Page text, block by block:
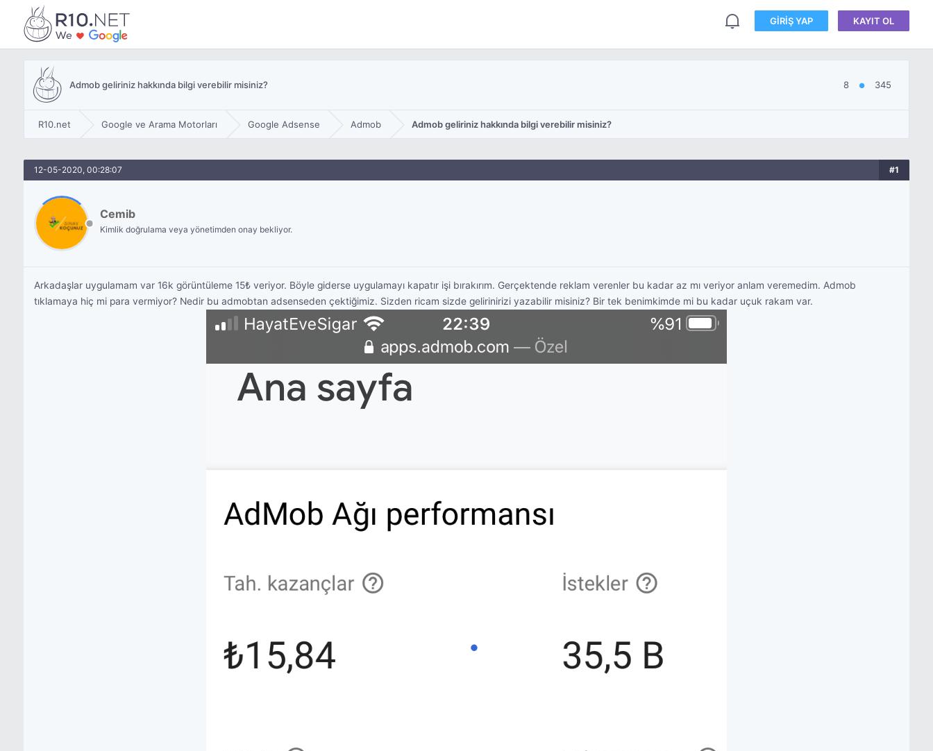
GIRIŞ YAP KAYIT OL
Admob geliriniz hakkında bilgi verebilir misiniz? 8 ● 345
R10.net Google ve Arama Motorları Google Adsense Admob Admob geliriniz hakkında bilgi verebilir misiniz?
12-05-2020, 00:28:07 #1
Cemib
Kimlik doğrulama veya yönetimden onay bekliyor.
Arkadaşlar uygulamam var 16k görüntüleme 15₺ veriyor. Böyle giderse uygulamayı kapatır işi bırakırım. Gerçektende reklam verenler bu kadar az mı veriyor anlam veremedim. Admob
tıklamaya hiç mi para vermiyor? Nedir bu admobtan adsenseden çektiğimiz. Sizden ricam sizde gelirinirizi yazabilir misiniz? Bir tek benimkimde mi bu kadar uçuk rakam var.